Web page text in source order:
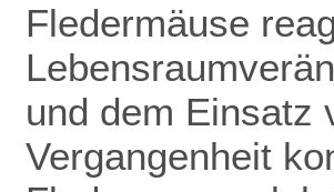
Fledermäuse
und dem Einsatz
Vergangenheit